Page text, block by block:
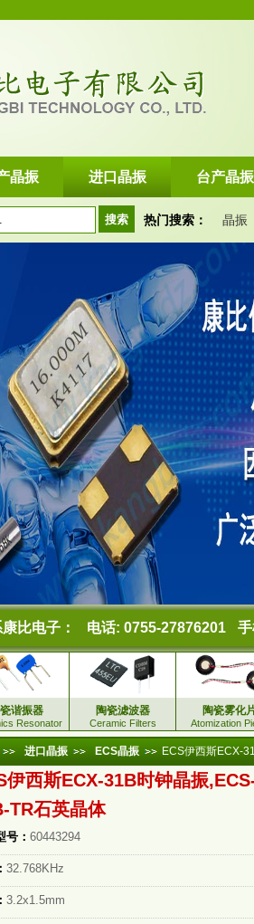
晶振 进口晶振 台产晶振
热门搜索： 晶振
比电子： 电话: 0755-27876201
谐振器
Resonator
陶瓷滤波器
Ceramic Filters
陶瓷雾化
Atomization
进口晶振 ECS晶振 ECS伊西斯ECX-
伊西斯ECX-31B时钟晶振
TR石英晶体
号： 60443294
32.768KHz
3.2x1.5mm